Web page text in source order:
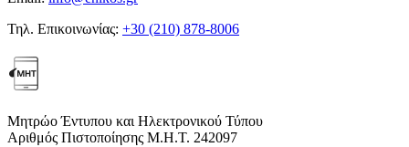
Τηλ. Επικοινωνίας: +30 (210) 878-8006
Μητρώο Έντυπου και Ηλεκτρονικού Τύπου
Αριθμός Πιστοποίησης Μ.Η.Τ. 242097